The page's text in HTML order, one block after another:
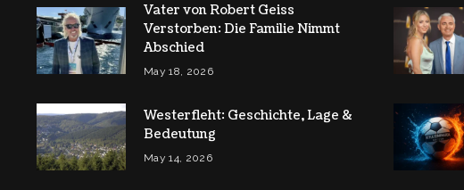
Vater von Robert Geiss
Verstorben: Die Familie Nimmt
Abschied
May 18, 2026
Westerfleht: Geschichte, Lage &
Bedeutung
May 14, 2026